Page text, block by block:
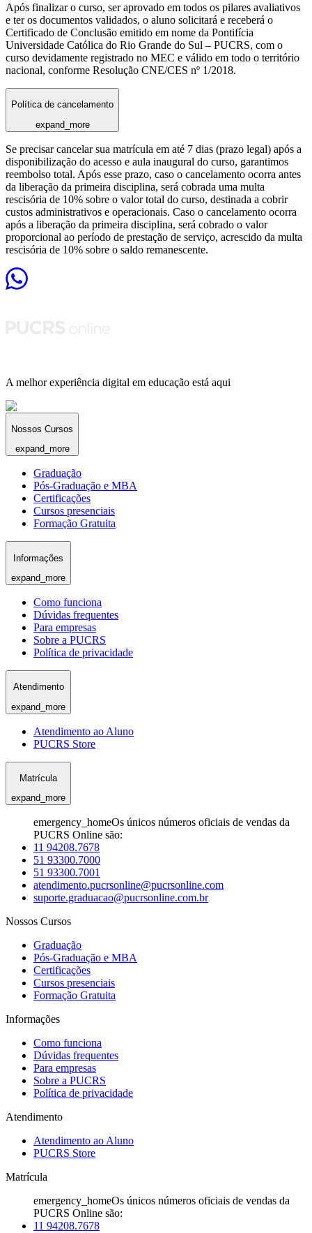
Após finalizar o curso, ser aprovado em todos os pilares avaliativos
e ter os documentos validados, o aluno solicitará e receberá o
Certificado de Conclusão emitido em nome da Pontifícia
Universidade Católica do Rio Grande do Sul – PUCRS, com o
curso devidamente registrado no MEC e válido em todo o território
nacional, conforme Resolução CNE/CES nº 1/2018.
Política de cancelamento
expand_more
Se precisar cancelar sua matrícula em até 7 dias (prazo legal) após a
disponibilização do acesso e aula inaugural do curso, garantimos
reembolso total. Após esse prazo, caso o cancelamento ocorra antes
da liberação da primeira disciplina, será cobrada uma multa
rescisória de 10% sobre o valor total do curso, destinada a cobrir
custos administrativos e operacionais. Caso o cancelamento ocorra
após a liberação da primeira disciplina, será cobrado o valor
proporcional ao período de prestação de serviço, acrescido da multa
rescisória de 10% sobre o saldo remanescente.
A melhor experiência digital em educação está aqui
Nossos Cursos
expand_more
Graduação
Pós-Graduação e MBA
Certificações
Cursos presenciais
Formação Gratuita
Informações
expand_more
Como funciona
Dúvidas frequentes
Para empresas
Sobre a PUCRS
Política de privacidade
Atendimento
expand_more
Atendimento ao Aluno
PUCRS Store
Matrícula
expand_more
emergency_homeOs únicos números oficiais de vendas da
PUCRS Online são:
11 94208.7678
51 93300.7000
51 93300.7001
atendimento.pucrsonline@pucrsonline.com
suporte.graduacao@pucrsonline.com.br
Nossos Cursos
Graduação
Pós-Graduação e MBA
Certificações
Cursos presenciais
Formação Gratuita
Informações
Como funciona
Dúvidas frequentes
Para empresas
Sobre a PUCRS
Política de privacidade
Atendimento
Atendimento ao Aluno
PUCRS Store
Matrícula
emergency_homeOs únicos números oficiais de vendas da
PUCRS Online são:
11 94208.7678